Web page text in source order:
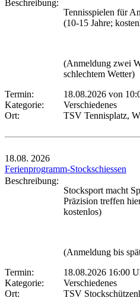
Beschreibung:
Tennisspielen für
(10-15 Jahre;
(Anmeldung zwei
schlechtem Wetter)
Termin:
18.08.2026 von
Kategorie:
Verschiedenes
Ort:
TSV Tennisplatz,
18.08. 2026
Ferienprogramm-Stockschiessen
Beschreibung:
Stocksport macht
Präzision treffen
kostenlos)
(Anmeldung bis
Termin:
18.08.2026 16:00
Kategorie:
Verschiedenes
Ort:
TSV